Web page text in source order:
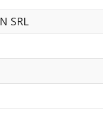
SRL